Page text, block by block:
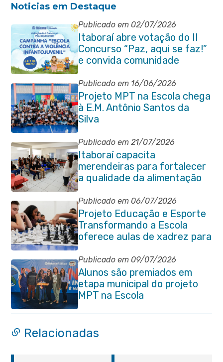
Noticias em Destaque
Publicado em 02/07/2026
Itaboraí abre votação do II
Concurso “Paz, aqui se faz!”
e convida comunidade
Publicado em 16/06/2026
Projeto MPT na Escola chega
à E.M. Antônio Santos da
Silva
Publicado em 21/07/2026
Itaboraí capacita
merendeiras para fortalecer
a qualidade da alimentação
escolar na rede municipal
Publicado em 06/07/2026
Projeto Educação e Esporte
Transformando a Escola
oferece aulas de xadrez para
alunos da rede municipal
Publicado em 09/07/2026
Alunos são premiados em
etapa municipal do projeto
MPT na Escola
Relacionadas